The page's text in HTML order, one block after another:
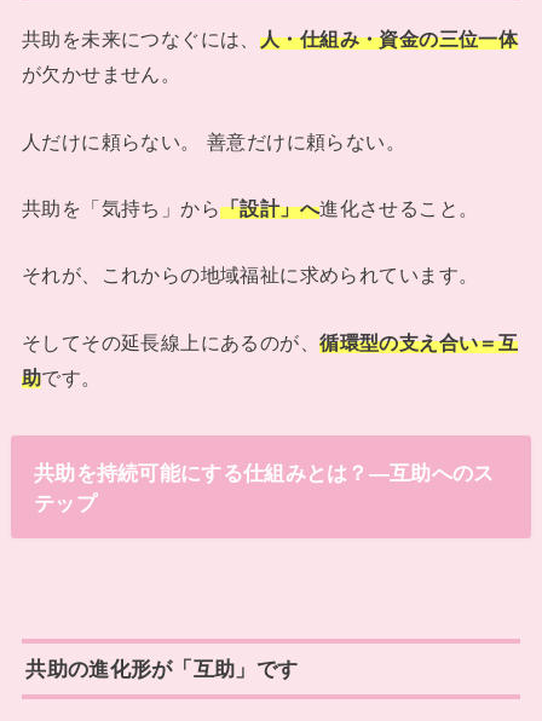
共助を未来につなぐには、 人・仕組み・資金の三位一体
が欠かせません。
人だけに頼らない。 善意だけに頼らない。
共助を「気持ち」から「設計」へ進化させること。
それが、これからの地域福祉に求められています。
そしてその延長線上にあるのが、循環型の支え合い＝互
助です。
共助を持続可能にする仕組みとは？―互助へのス
テップ
共助の進化形が「互助」です